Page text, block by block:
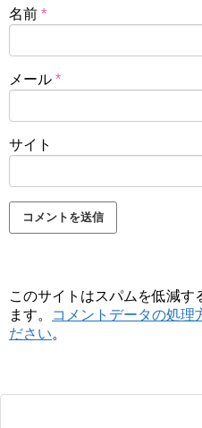
名前 *
メール *
サイト
このサイトはスパムを低減す
ます。
コメントデータの処理
ださい。